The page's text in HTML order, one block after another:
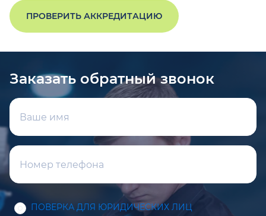
ПРОВЕРИТЬ АККРЕДИТАЦИЮ
Заказать обратный звонок
ПОВЕРКА ДЛЯ ЮРИДИЧЕСКИХ ЛИЦ